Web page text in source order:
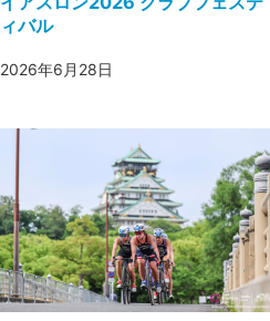
ィバル
2026年6月28日